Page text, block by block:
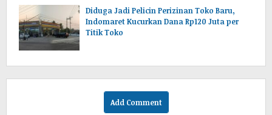
‎Diduga Jadi Pelicin Perizinan Toko Baru,
Indomaret Kucurkan Dana Rp120 Juta per
Titik Toko
Add Comment